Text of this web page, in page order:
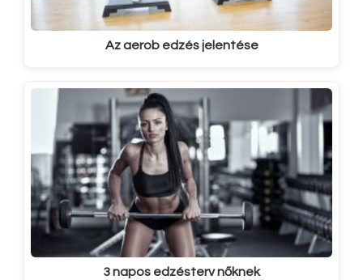
Az aerob edzés jelentése
3 napos edzésterv nőknek